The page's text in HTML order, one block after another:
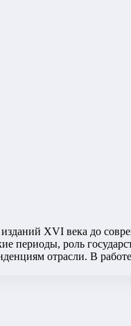
изданий XVI века до
периоды, роль
отрасли. В